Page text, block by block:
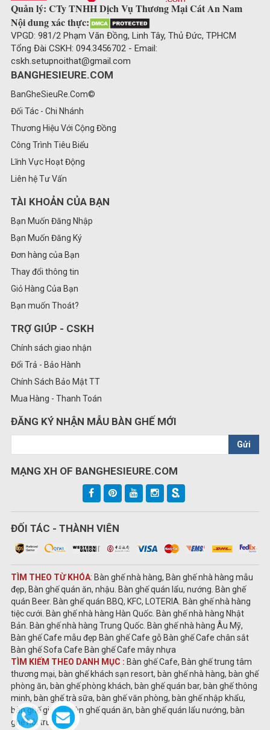
Quản lý: CTy TNHH Dịch Vụ Thương Mại Cát An Nam
Nội dung xác thực:
VPGD: 981/2 Phạm Văn Đồng, Linh Tây, Thủ Đức, TPHCM
Tổng Đài CSKH: 094.3456702 - Email:
cskh.setupnoithat@gmail.com
BANGHESIEURE.COM
BanGheSieuRe.Com©
Đối Tác - Chi Nhánh
Thương Hiệu Với Cộng Đồng
Công Trình Tiêu Biểu
Lĩnh Vực Hoạt Động
Liên hệ Tư Vấn
TÀI KHOẢN CỦA BẠN
Bạn Muốn Đăng Nhập
Bạn Muốn Đăng Ký
Đơn hàng của Bạn
Thay đổi thông tin
Giỏ Hàng Của Bạn
Bạn muốn Thoát?
TRỢ GIÚP - CSKH
Chính sách giao nhận
Đổi Trả - Bảo Hành
Chính Sách Bảo Mật TT
Mua Hàng - Thanh Toán
ĐĂNG KÝ NHẬN MẪU BÀN GHẾ MỚI
Gửi
MẠNG XH OF BANGHESIEURE.COM
ĐỐI TÁC - THÀNH VIÊN
TÌM THEO TỪ KHÓA: Bàn ghế nhà hàng, Bàn ghế nhà hàng mẫu
đẹp, Bàn ghế quán ăn, nhậu. Bàn ghế quán lẩu, nướng. Bàn ghế
quán Beer. Bàn ghế quán BBQ, KFC, LOTERIA. Bàn ghế nhà hàng
tiệc cưới. Bàn ghế nhà hàng Hàn Quốc. Bàn ghế nhà hàng Nhật
Bản. Bàn ghế nhà hàng Trung Quốc. Bàn ghế nhà hàng Âu Mỹ,
Bàn ghế Cafe mẫu đẹp Bàn ghế Cafe gỗ Bàn ghế Cafe chân sắt
Bàn ghế Sofa Cafe Bàn ghế Cafe mây nhựa
TÌM KIẾM THEO DANH MỤC : Bàn ghế Cafe, Bàn ghế trung tâm
thương mại, bàn ghế khách sạn resort, bàn ghế nhà hàng, bàn ghế
phòng ăn, bàn ghế phòng khách, bàn ghế quán bar, bàn ghế thông
minh, bàn ghế trà sữa, bàn ghế văn phòng, bàn ghế nhập khẩu,
bàn ghế giải trí, bàn ghế quán ăn, bàn ghế quán lẩu nướng, bàn
ghế hội trường